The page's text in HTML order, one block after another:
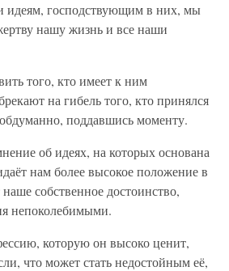
идеям, господствующим в них, мы
нашу жизнь и все наши
того, кто имеет к ним
на гибель того, кто принялся
поддавшись моменту.
об идеях, на которых основана
нам более высокое положение в
собственное достоинство,
непоколебимыми.
которую он высоко ценит,
что может стать недостойным её,